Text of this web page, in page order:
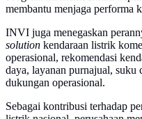
membantu menjaga performa
INVI juga menegaskan
solution kendaraan listrik
operasional, rekomendasi
daya, layanan purnajual, suku
dukungan operasional.
Sebagai kontribusi terhadap